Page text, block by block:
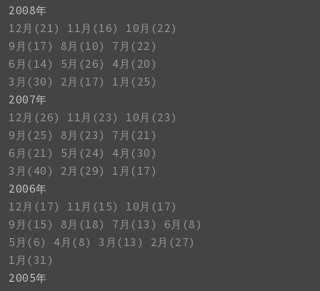
2008年
12月(21)
11月(16)
10月(22)
9月(17)
8月(10)
7月(22)
6月(14)
5月(26)
4月(20)
3月(30)
2月(17)
1月(25)
2007年
12月(26)
11月(23)
10月(23)
9月(25)
8月(23)
7月(21)
6月(21)
5月(24)
4月(30)
3月(40)
2月(29)
1月(17)
2006年
12月(17)
11月(15)
10月(17)
9月(15)
8月(18) 7月(13)
6月(8)
5月(6)
4月(8) 3月(13)
2月(27)
1月(31)
2005年